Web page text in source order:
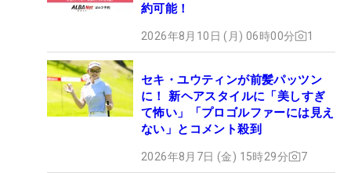
約可能！
2026年8月10日 (月) 06時00分 1
セキ・ユウティンが前髪パッツン
に！ 新ヘアスタイルに「美しすぎ
て怖い」「プロゴルファーには見え
ない」とコメント殺到
2026年8月7日 (金) 15時29分 7